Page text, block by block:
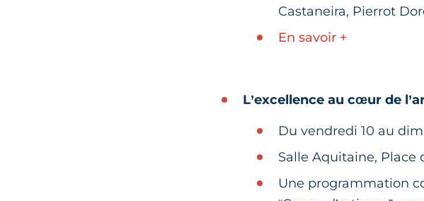
Castaneira, Pierrot
En savoir +
L’excellence au cœur de
Du vendredi 10 au
Salle Aquitaine, Place
Une programmation